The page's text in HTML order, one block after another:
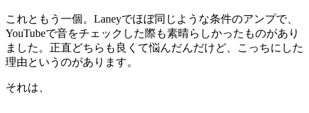
これともう一個。Laneyでほぼ同じような条件のアンプで、
YouTubeで音をチェックした際も素晴らしかったものがあり
ました。正直どちらも良くて悩んだんだけど、こっちにした
理由というのがあります。
それは、